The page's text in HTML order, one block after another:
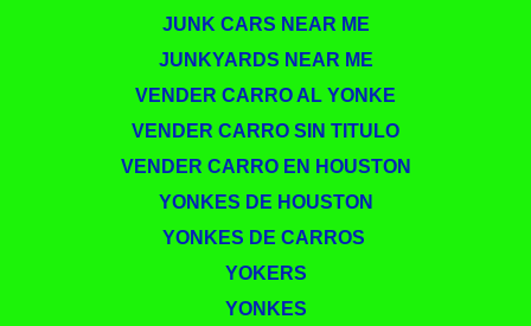
JUNK CARS NEAR ME
JUNKYARDS NEAR ME
VENDER CARRO AL YONKE
VENDER CARRO SIN TITULO
VENDER CARRO EN HOUSTON
YONKES DE HOUSTON
YONKES DE CARROS ​
YOKERS
YONKES